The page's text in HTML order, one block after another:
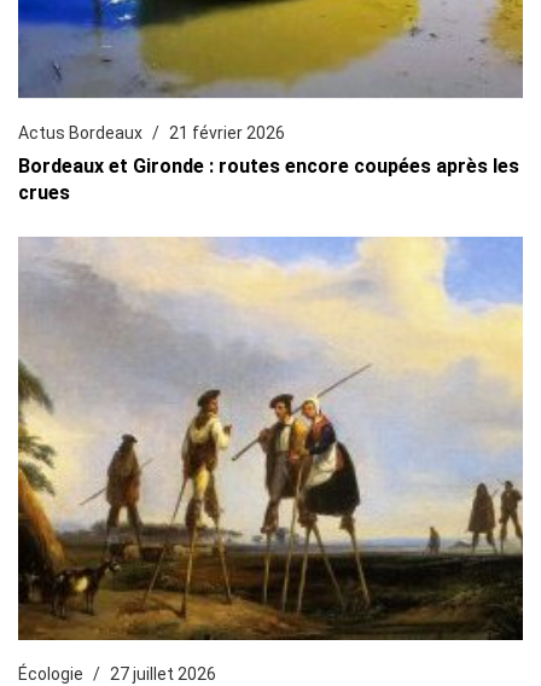
Actus Bordeaux 21 février 2026
Bordeaux et Gironde : routes encore coupées après les
crues
Écologie 27 juillet 2026